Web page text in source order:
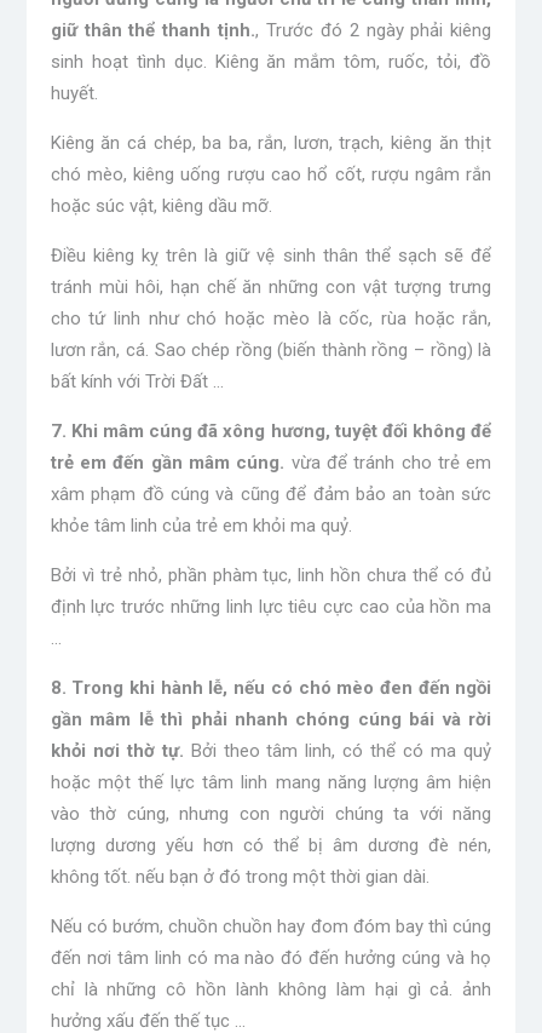
giữ thân thể thanh tịnh., Trước đó 2 ngày phải kiêng
sinh hoạt tình dục. Kiêng ăn mắm tôm, ruốc, tỏi, đồ
huyết.
Kiêng ăn cá chép, ba ba, rắn, lươn, trạch, kiêng ăn thịt
chó mèo, kiêng uống rượu cao hổ cốt, rượu ngâm rắn
hoặc súc vật, kiêng dầu mỡ.
Điều kiêng kỵ trên là giữ vệ sinh thân thể sạch sẽ để
tránh mùi hôi, hạn chế ăn những con vật tượng trưng
cho tứ linh như chó hoặc mèo là cốc, rùa hoặc rắn,
lươn rắn, cá. Sao chép rồng (biến thành rồng – rồng) là
bất kính với Trời Đất …
7. Khi mâm cúng đã xông hương, tuyệt đối không để
trẻ em đến gần mâm cúng. vừa để tránh cho trẻ em
xâm phạm đồ cúng và cũng để đảm bảo an toàn sức
khỏe tâm linh của trẻ em khỏi ma quỷ.
Bởi vì trẻ nhỏ, phần phàm tục, linh hồn chưa thể có đủ
định lực trước những linh lực tiêu cực cao của hồn ma
…
8. Trong khi hành lễ, nếu có chó mèo đen đến ngồi
gần mâm lễ thì phải nhanh chóng cúng bái và rời
khỏi nơi thờ tự. Bởi theo tâm linh, có thể có ma quỷ
hoặc một thế lực tâm linh mang năng lượng âm hiện
vào thờ cúng, nhưng con người chúng ta với năng
lượng dương yếu hơn có thể bị âm dương đè nén,
không tốt. nếu bạn ở đó trong một thời gian dài.
Nếu có bướm, chuồn chuồn hay đom đóm bay thì cúng
đến nơi tâm linh có ma nào đó đến hưởng cúng và họ
chỉ là những cô hồn lành không làm hại gì cả. ảnh
hưởng xấu đến thế tục …